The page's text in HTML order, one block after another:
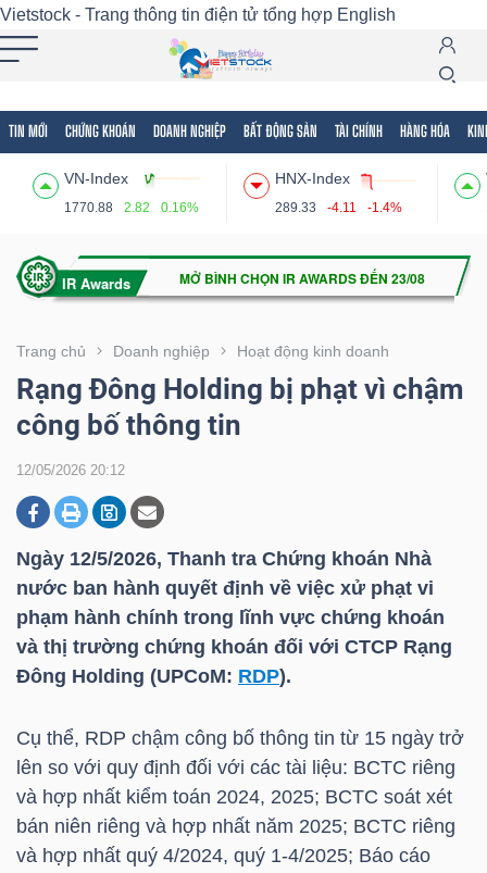
Vietstock - Trang thông tin điện tử tổng hợp English
TIN MỚI CHỨNG KHOÁN DOANH NGHIỆP BẤT ĐỘNG SẢN TÀI CHÍNH HÀNG HÓA
VN-Index
1770.88 2.82 0.16%
HNX-Index
289.33 -4.11 -1.4%
Trang chủ Doanh nghiệp Hoạt động kinh doanh
Rạng Đông Holding bị phạt vì chậm
công bố thông tin
12/05/2026 20:12
Ngày 12/5/2026, Thanh tra Chứng khoán Nhà
nước ban hành quyết định về việc xử phạt vi
phạm hành chính trong lĩnh vực chứng khoán
và thị trường chứng khoán đối với CTCP Rạng
Đông Holding (UPCoM: RDP).
Cụ thể, RDP chậm công bố thông tin từ 15 ngày trở
lên so với quy định đối với các tài liệu: BCTC riêng
và hợp nhất kiểm toán 2024, 2025; BCTC soát xét
bán niên riêng và hợp nhất năm 2025; BCTC riêng
và hợp nhất quý 4/2024, quý 1-4/2025; Báo cáo
Tất cả Tính năng Ngành Mã chứng khoán
Tính
(-)
VIETSTOCK
CHỨNG
DOANH
NGHIỆP
BẤT
TÀI